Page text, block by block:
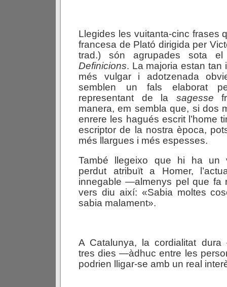
Llegides les vuitanta-cinc frases
francesa de Plató dirigida per
trad.) són agrupades sota
Definicions. La majoria estan tan
més vulgar i adotzenada
semblen un fals elaborat
representant de la sagesse
manera, em sembla que, si dos
enrere les hagués escrit l’home
escriptor de la nostra època,
més llargues i més espesses.
També llegeixo que hi ha un
perdut atribuït a Homer,
innegable —almenys pel que fa
vers diu així: «Sabia moltes
sabia malament».
A Catalunya, la cordialitat
tres dies —àdhuc entre les
podrien lligar-se amb un real